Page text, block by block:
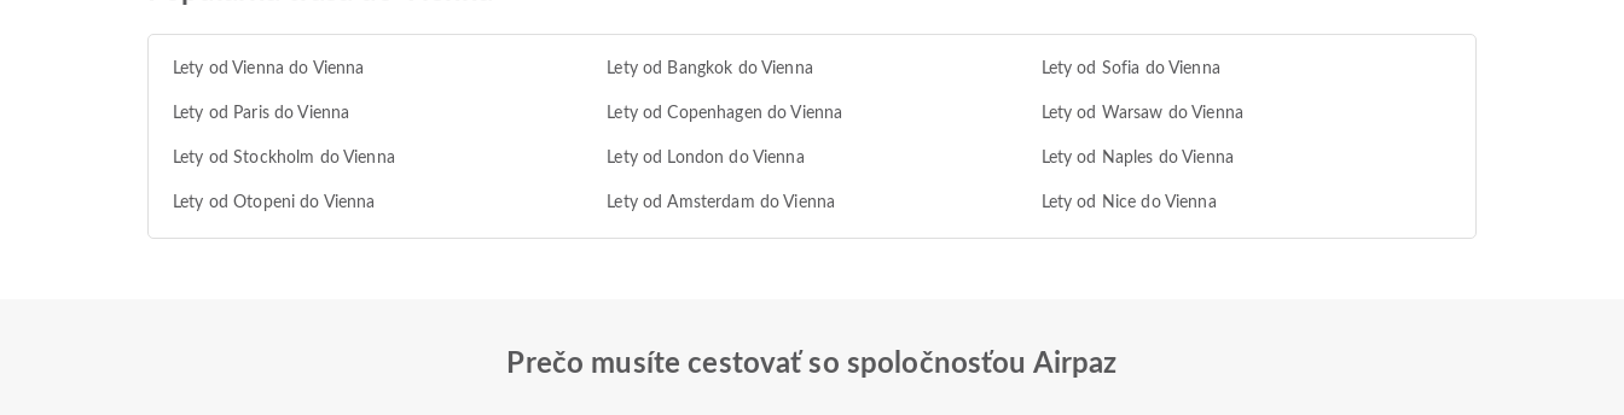
Lety od Vienna do Vienna Lety od Bangkok do Vienna Lety od Sofia do Vienna
Lety od Paris do Vienna Lety od Copenhagen do Vienna Lety od Warsaw do Vienna
Lety od Stockholm do Vienna Lety od London do Vienna Lety od Naples do Vienna
Lety od Otopeni do Vienna Lety od Amsterdam do Vienna Lety od Nice do Vienna
Prečo musíte cestovať so spoločnosťou Airpaz